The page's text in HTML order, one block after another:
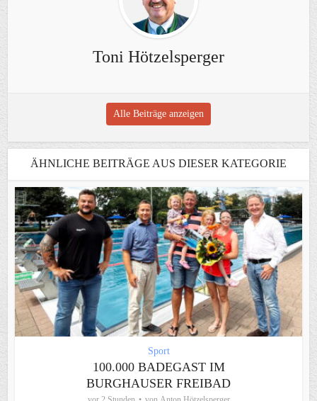
Toni Hötzelsperger
Alle Beiträge anzeigen
ÄHNLICHE BEITRÄGE AUS DIESER KATEGORIE
Sport
100.000 BADEGAST IM
BURGHAUSER FREIBAD